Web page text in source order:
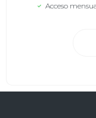
Acceso